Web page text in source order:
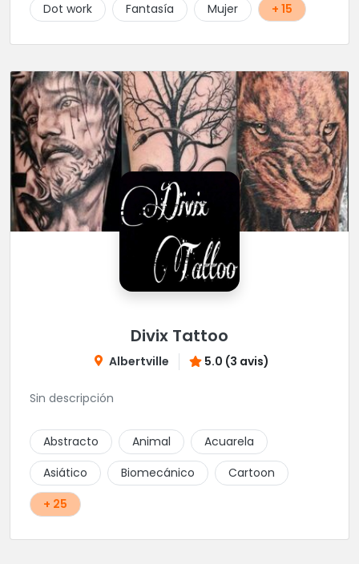
Dot work
Fantasía Mujer + 15
Divix Tattoo
Albertville 5.0 (3 avis)
Sin descripción
Abstracto Animal
Acuarela
Asiático
Biomecánico
Cartoon
+ 25